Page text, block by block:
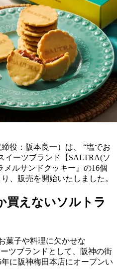
役：阪本良一）は、 “塩でお
イーツブランド【SALTRA(ソ
メルサンドクッキー』の16個
、販売を開始いたしました。
買えないソルトラ
菓子や料理に欠かせな
ツブランドとして、阪神の街
に阪神梅田本店にオープンい